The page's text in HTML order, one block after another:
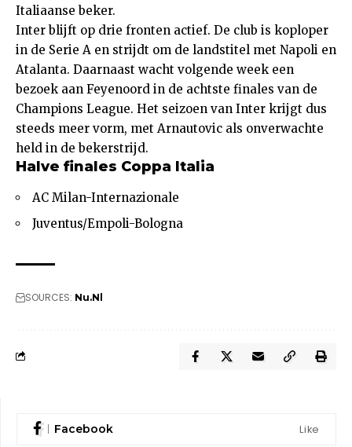
Italiaanse beker.
Inter blijft op drie fronten actief. De club is koploper
in de Serie A en strijdt om de landstitel met Napoli en
Atalanta. Daarnaast wacht volgende week een
bezoek aan Feyenoord in de achtste finales van de
Champions League. Het seizoen van Inter krijgt dus
steeds meer vorm, met Arnautovic als onverwachte
held in de bekerstrijd.
Halve finales Coppa Italia
AC Milan-Internazionale
Juventus/Empoli-Bologna
SOURCES: Nu.Nl
Facebook Like